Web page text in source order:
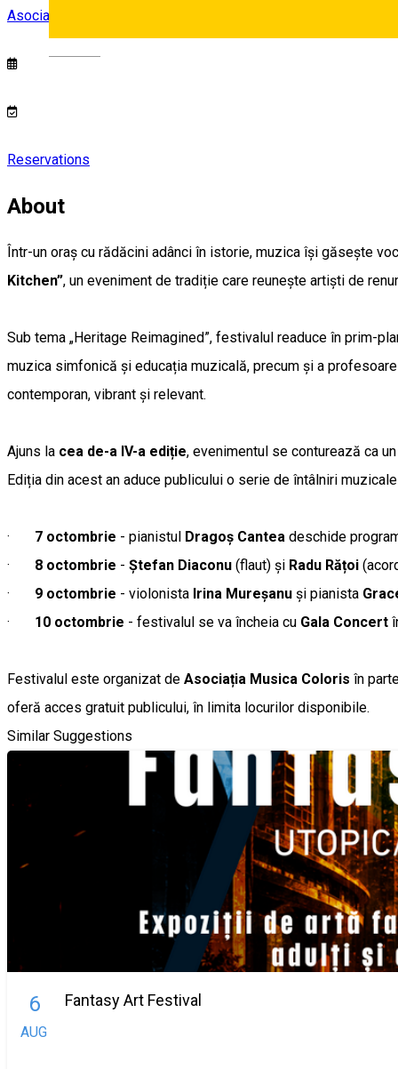
Asociația Musica Coloris
Reservations
About
Într-un oraș cu rădăcini adânci în istorie, muzica își găsește
Kitchen”, un eveniment de tradiție care reunește artiști de
Sub tema „Heritage Reimagined”, festivalul readuce în prim-
muzica simfonică și educația muzicală, precum și a
contemporan, vibrant și relevant.
Ajuns la cea de-a IV-a ediție, evenimentul se conturează ca
Ediția din acest an aduce publicului o serie de întâlniri
· 7 octombrie - pianistul Dragoș Cantea deschide
· 8 octombrie - Ștefan Diaconu (flaut) și Radu Rățoi
· 9 octombrie - violonista Irina Mureșanu și pianista
· 10 octombrie - festivalul se va încheia cu Gala Concert
Festivalul este organizat de Asociația Musica Coloris în
oferă acces gratuit publicului, în limita locurilor disponibile.
Similar Suggestions
6
AUG
Fantasy Art Festival